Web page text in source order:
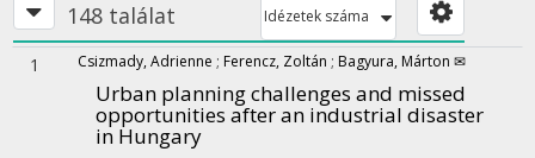
148 találat Idézetek száma
1 Csizmady, Adrienne ; Ferencz, Zoltán ; Bagyura, Márton ✉
Urban planning challenges and missed
opportunities after an industrial disaster
in Hungary